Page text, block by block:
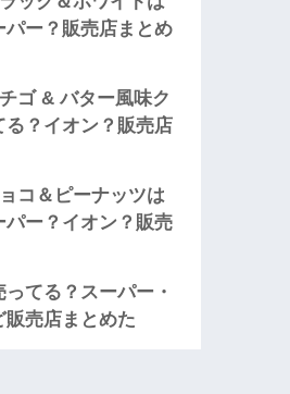
パー？販売店まとめ
ゴ & バター風味ク
る？イオン？販売店
コ＆ピーナッツは
パー？イオン？販売
てる？スーパー・
販売店まとめた